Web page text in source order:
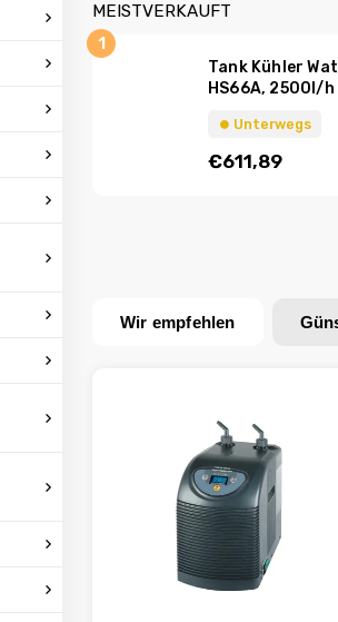
MEISTVERKAUFT
Tank Kühler
HS66A, 2500l/h
⏺︎ Unterwegs
€611,89
Wir empfehlen